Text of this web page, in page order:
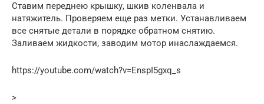
Ставим переднею крышку, шкив коленвала и
натяжитель. Проверяем еще раз метки. Устанавливаем
все снятые детали в порядке обратном снятию.
Заливаем жидкости, заводим мотор инаслаждаемся.
https://youtube.com/watch?v=EnspI5gxq_s
>